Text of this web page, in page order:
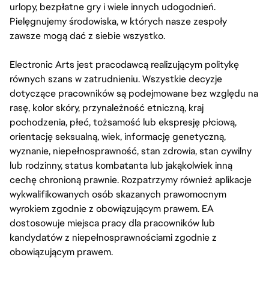
urlopy, bezpłatne gry i wiele innych udogodnień.
Pielęgnujemy środowiska, w których nasze zespoły
zawsze mogą dać z siebie wszystko.
Electronic Arts jest pracodawcą realizującym politykę
równych szans w zatrudnieniu. Wszystkie decyzje
dotyczące pracowników są podejmowane bez względu na
rasę, kolor skóry, przynależność etniczną, kraj
pochodzenia, płeć, tożsamość lub ekspresję płciową,
orientację seksualną, wiek, informację genetyczną,
wyznanie, niepełnosprawność, stan zdrowia, stan cywilny
lub rodzinny, status kombatanta lub jakąkolwiek inną
cechę chronioną prawnie. Rozpatrzymy również aplikacje
wykwalifikowanych osób skazanych prawomocnym
wyrokiem zgodnie z obowiązującym prawem. EA
dostosowuje miejsca pracy dla pracowników lub
kandydatów z niepełnosprawnościami zgodnie z
obowiązującym prawem.